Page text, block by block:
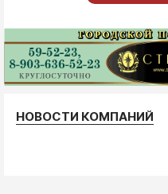
НОВОСТИ КОМПАНИЙ